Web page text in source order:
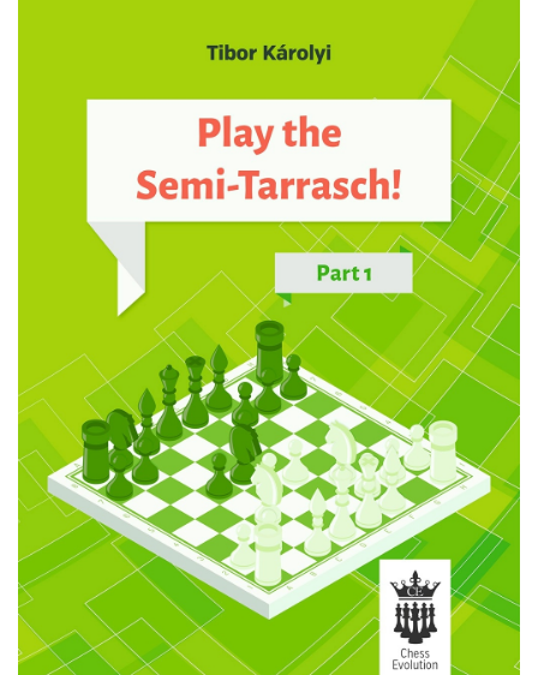
Cluburi Si Scoli
colectie de partide
Computere de sah
Instruire Generala
Instruire Generala
Lemn De Boxwood
Lemn De Carpen (hornbeam)
Lemn De Sheesham
Piese de sah DGT
Piese De Sah Tematice Din Plastic
Piese Din Lemn
Piese Din Plastic